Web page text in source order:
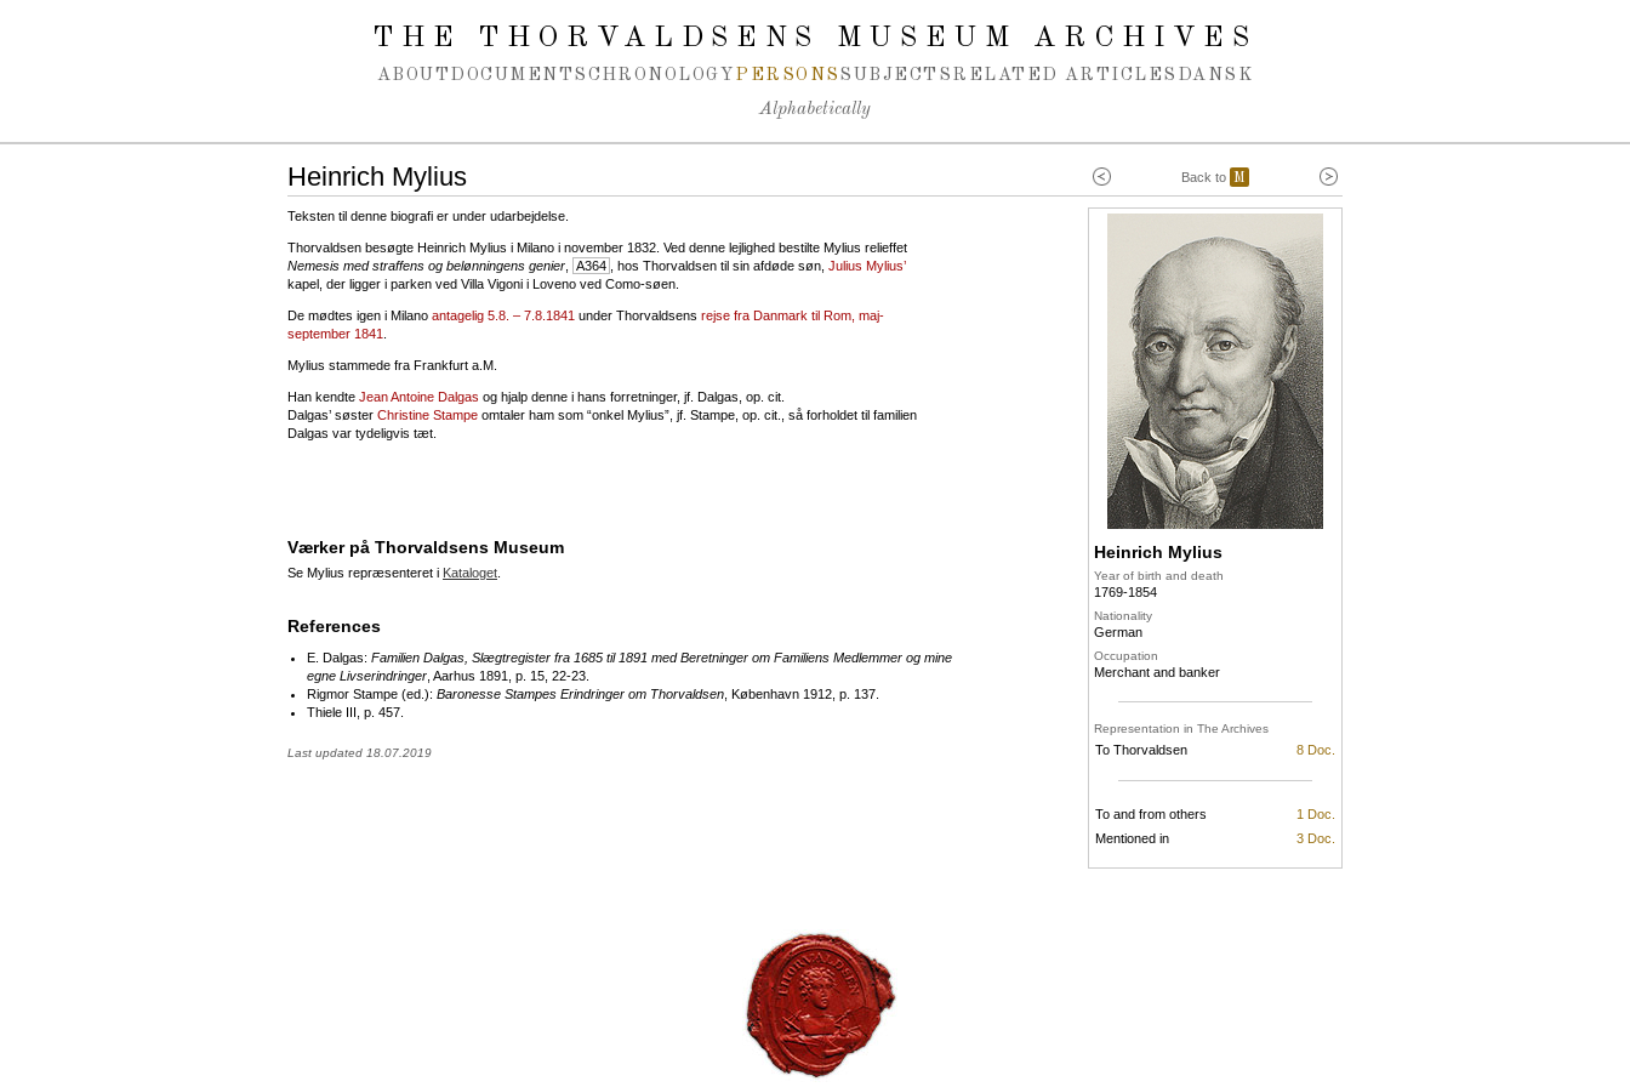
THE THORVALDSENS MUSEUM ARCHIVES
ABOUT DOCUMENTS CHRONOLOGY PERSONS SUBJECTS RELATED ARTICLES DANSK
Alphabetically
Back to M
Heinrich Mylius
Teksten til denne biografi er under udarbejdelse.
Thorvaldsen besøgte Heinrich Mylius i Milano i november 1832. Ved denne lejlighed bestilte Mylius relieffet
Nemesis med straffens og belønningens genier
A364 , hos Thorvaldsen til sin afdøde søn, Julius Mylius’
kapel, der ligger i parken ved Villa Vigoni i Loveno ved Como-søen.
De mødtes igen i Milano antagelig 5.8. – 7.8.1841 under Thorvaldsens rejse fra Danmark til Rom, maj-
september 1841
Mylius stammede fra Frankfurt a.M.
Han kendte Jean Antoine Dalgas og hjalp denne i hans forretninger, jf. Dalgas, op. cit.
Dalgas’ søster Christine Stampe omtaler ham som “onkel Mylius”, jf. Stampe, op. cit., så forholdet til familien
Dalgas var tydeligvis tæt.
Værker på Thorvaldsens Museum
Se Mylius repræsenteret i Kataloget
References
E. Dalgas: Familien Dalgas, Slægtregister fra 1685 til 1891 med Beretninger om Familiens Medlemmer og mine
egne Livserindringer , Aarhus 1891, p. 15, 22-23.
Rigmor Stampe (ed.): Baronesse Stampes Erindringer om Thorvaldsen , København 1912, p. 137.
Thiele III, p. 457.
Last updated 18.07.2019
Heinrich Mylius
Year of birth and death
1769-1854
Nationality
German
Occupation
Merchant and banker
Representation in The Archives
To Thorvaldsen 8 Doc.
To and from others
1 Doc.
Mentioned in
3 Doc.